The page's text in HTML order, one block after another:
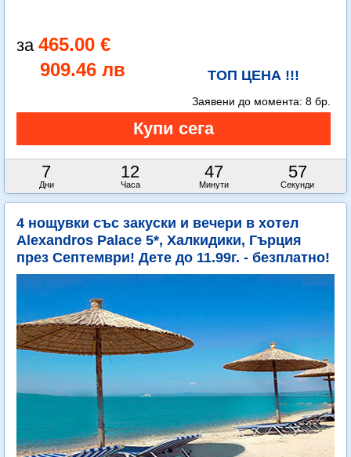
465.00 €
909.46 лв
ТОП ЦЕНА !!!
7
Дни
12
Часа
47
Минути
56
Секунди
Заявени до момента: 8 бр.
4 нощувки със закуски и вечери в хотел
Alexandros Palace 5*, Халкидики, Гърция
през Септември! Дете до 11.99г. - безплатно!